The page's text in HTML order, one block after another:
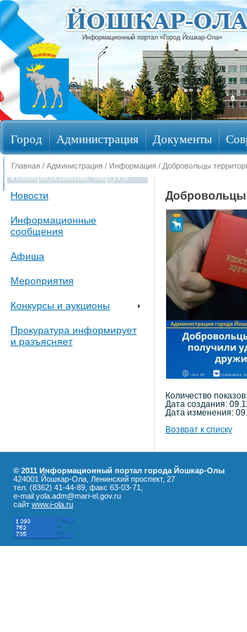
Информационный портал «Город Йошкар-Ола»
Город Администрация Документы
Избирательные округа
Главная / Администрация / Информация / Добровольцы
Новости
Информационные
сообщения
Афиша
Мероприятия
Конкурсы и аукционы
Прокуратура информирует
и разъясняет
Добровольцы
Количество
Дата создания:
Дата изменения:
Возврат к списку
© 2011 Информационный портал города Йошкар-Олы
424001 Йошкар-Ола, Ленинский проспект, 27
тел. (8362) 41-44-89, факс 63-03-71,
e-mail yola.adm@mari-el.gov.ru
сайт www.i-ola.ru